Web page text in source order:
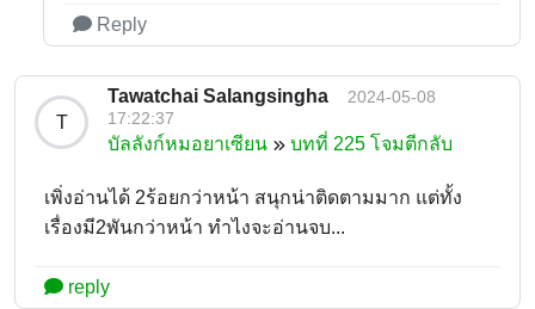
Reply
T
Tawatchai Salangsingha
2024-05-08
17:22:37
บัลลังก์หมอยาเซียน บทที่ 225 โจมตีกลับ
เพิ่งอ่านได้ 2ร้อยกว่าหน้า สนุกน่าติดตามมาก แต่ทั้ง
เรื่องมี2พันกว่าหน้า ทำไงจะอ่านจบ...
reply